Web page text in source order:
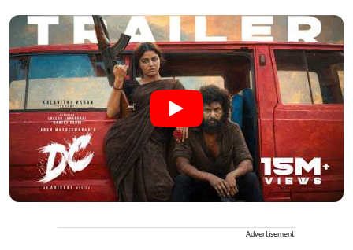
Advertisement